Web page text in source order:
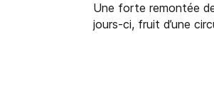
Une forte remontée
jours-ci, fruit d’une